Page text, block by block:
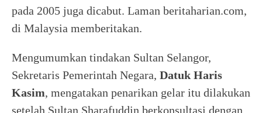
pada 2005 juga dicabut. Laman beritaharian.com,
di Malaysia memberitakan.
Mengumumkan tindakan Sultan Selangor,
Sekretaris Pemerintah Negara, Datuk Haris
Kasim, mengatakan penarikan gelar itu dilakukan
setelah Sultan Sharafuddin berkonsultasi dengan